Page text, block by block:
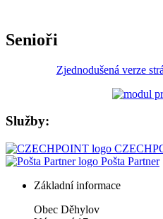
Senioři
Zjednodušená verze
Služby:
Pošta Partner
Základní informace
Obec Děhylov